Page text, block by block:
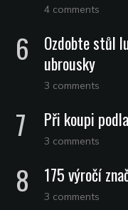
4 comments
Ozdobte stůl
ubrousky
3 comments
Při koupi
3 comments
175 výročí
3 comments